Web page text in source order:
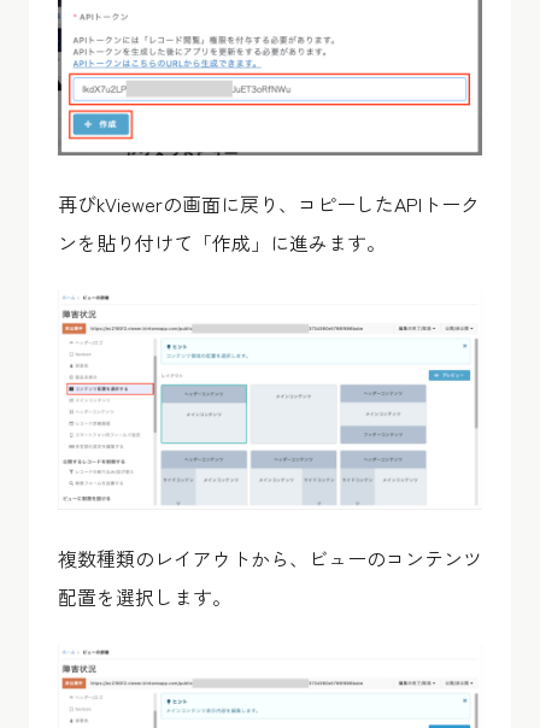
再びkViewerの画面に戻り、コピーしたAPIトーク
ンを貼り付けて「作成」に進みます。
複数種類のレイアウトから、ビューのコンテンツ
配置を選択します。